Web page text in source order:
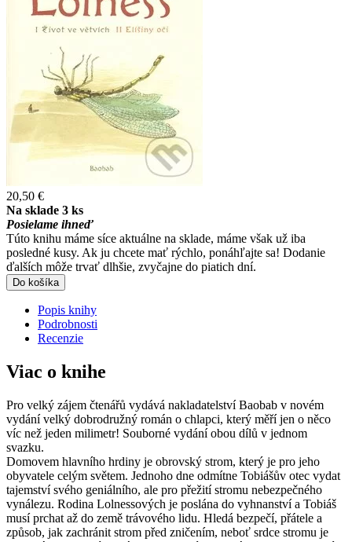
20,50 €
Na sklade 3 ks
Posielame ihneď
Túto knihu máme síce aktuálne na sklade, máme však už iba
posledné kusy. Ak ju chcete mať rýchlo, ponáhľajte sa! Dodanie
ďalších môže trvať dlhšie, zvyčajne do piatich dní.
Do košíka
Popis knihy
Podrobnosti
Recenzie
Viac o knihe
Pro velký zájem čtenářů vydává nakladatelství Baobab v novém
vydání velký dobrodružný román o chlapci, který měří jen o něco
víc než jeden milimetr! Souborné vydání obou dílů v jednom
svazku.
Domovem hlavního hrdiny je obrovský strom, který je pro jeho
obyvatele celým světem. Jednoho dne odmítne Tobiášův otec vydat
tajemství svého geniálního, ale pro přežití stromu nebezpečného
vynálezu. Rodina Lolnessových je poslána do vyhnanství a Tobiáš
musí prchat až do země trávového lidu. Hledá bezpečí, přátele a
způsob, jak zachránit strom před zničením, neboť srdce stromu je